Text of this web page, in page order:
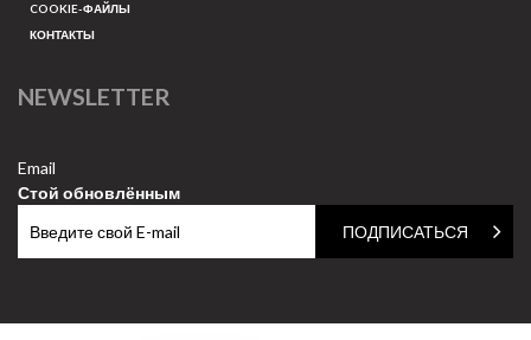
COOKIE-ФАЙЛЫ
КОНТАКТЫ
NEWSLETTER
Email
Стой обновлённым